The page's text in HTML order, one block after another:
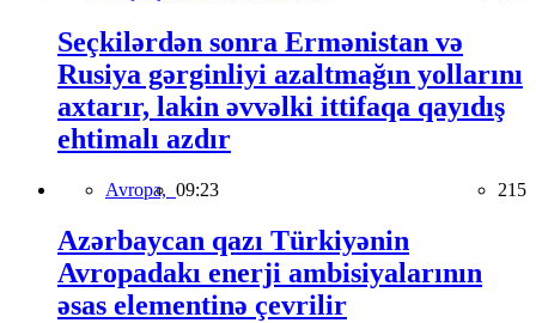
Seçkilərdən sonra Ermənistan və
Rusiya gərginliyi azaltmağın yollarını
axtarır, lakin əvvəlki ittifaqa qayıdış
ehtimalı azdır
Avropa, 09:23 215
Azərbaycan qazı Türkiyənin
Avropadakı enerji ambisiyalarının
əsas elementinə çevrilir